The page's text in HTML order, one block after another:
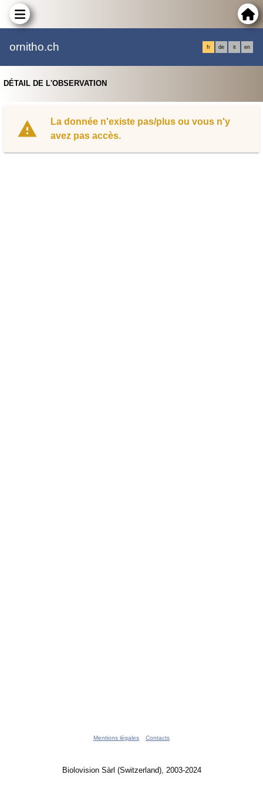
ornitho.ch fr de it en
DÉTAIL DE L'OBSERVATION
La donnée n'existe pas/plus ou vous n'y
avez pas accès.
Mentions légales Contacts
Biolovision Sàrl (Switzerland), 2003-2024